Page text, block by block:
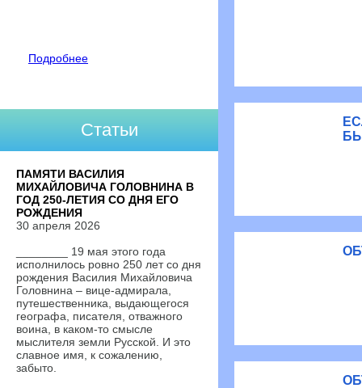
Подробнее
Статьи
ПАМЯТИ ВАСИЛИЯ
МИХАЙЛОВИЧА ГОЛОВНИНА В
ГОД 250-ЛЕТИЯ СО ДНЯ ЕГО
РОЖДЕНИЯ
30 апреля 2026
________ 19 мая этого года
исполнилось ровно 250 лет со дня
рождения Василия Михайловича
Головнина – вице-адмирала,
путешественника, выдающегося
географа, писателя, отважного
воина, в каком-то смысле
мыслителя земли Русской. И это
славное имя, к сожалению,
забыто.